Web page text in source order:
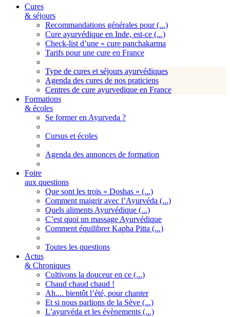
Cures
& séjours
Recommandations générales pour (...)
Cure ayurvédique en Inde, est-ce (...)
Check-list d’une « cure panchakarma
Tarifs pour une cure en France
Type de cures et séjours ayurvédiques
Agenda des cures de nos praticiens
Centres de cure ayurvedique en France
Formations
& écoles
Se former en Ayurveda ?
Cursus et écoles
Agenda des annonces de formation
Foire
aux questions
Que sont les trois « Doshas » (...)
Comment maigrir avec l’Ayurvéda (...)
Quels aliments Ayurvédique (...)
C’est quoi un massage Ayurvédique
Comment équilibrer Kapha Pitta (...)
Toutes les questions
Actus
& Chroniques
Cultivons la douceur en ce (...)
Chaud chaud chaud !
Ah.... bientôt l’été, pour chanter
Et si nous parlions de la Sève (...)
L’ayurvéda et les évènements (...)